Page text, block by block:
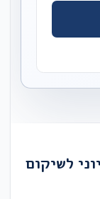
לשיקום